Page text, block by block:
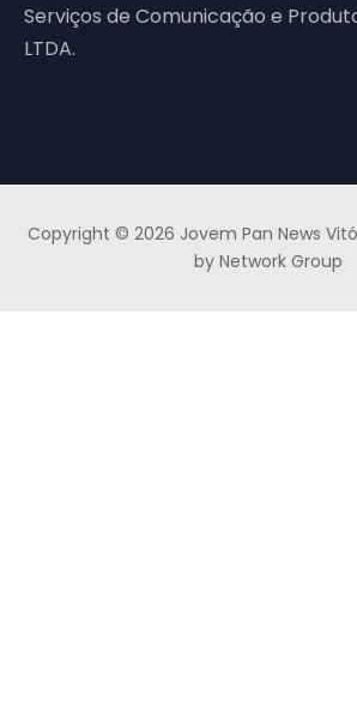
Serviços de Comunicação e
LTDA.
Copyright © 2026 Jovem Pan News
by Network Group